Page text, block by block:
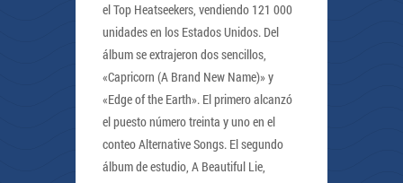
el Top Heatseekers, vendiendo 121 000
unidades en los Estados Unidos. Del
álbum se extrajeron dos sencillos,
«Capricorn (A Brand New Name)» y
«Edge of the Earth». El primero alcanzó
el puesto número treinta y uno en el
conteo Alternative Songs. El segundo
álbum de estudio, A Beautiful Lie,